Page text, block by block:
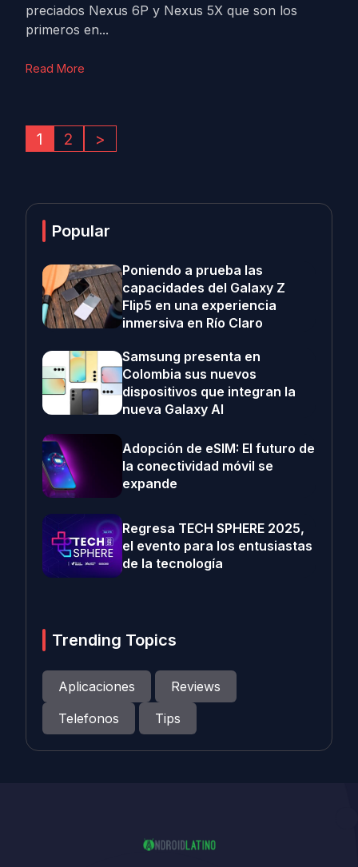
preciados Nexus 6P y Nexus 5X que son los
primeros en...
Read More
1 2 >
Popular
Poniendo a prueba las
capacidades del Galaxy Z
Flip5 en una experiencia
inmersiva en Río Claro
Samsung presenta en
Colombia sus nuevos
dispositivos que integran la
nueva Galaxy AI
Adopción de eSIM: El futuro de
la conectividad móvil se
expande
Regresa TECH SPHERE 2025,
el evento para los entusiastas
de la tecnología
Trending Topics
Aplicaciones
Reviews
Telefonos
Tips